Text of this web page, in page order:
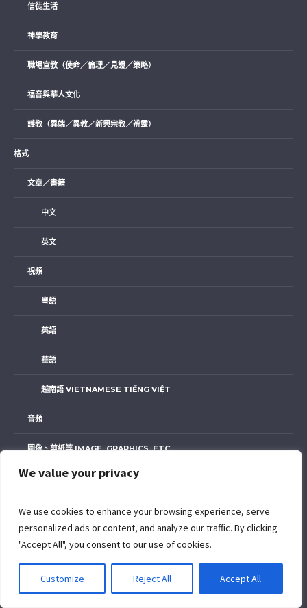
We value your privacy
We use cookies to enhance your browsing experience, serve
personalized ads or content, and analyze our traffic. By clicking
"Accept All", you consent to our use of cookies.
Customize Reject All Accept All
信徒生活
神學教育
職場宣教（使命／倫理／見證／策略）
福音與華人文化
護教（異端／異教／新興宗教／辨靈）
格式
文章／書籍
中文
英文
視頻
粵語
英語
華語
越南語 VIETNAMESE TIẾNG VIỆT
音頻
圖像、剪紙等 IMAGE, GRAPHICS, ETC.
語言
ENGLISH
越南語 VIETNAMESE TIẾNG VIỆT